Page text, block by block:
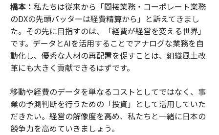
橋本： 私たちは従来から「間接業務・コーポレート業務
のDXの先頭バッターは経費精算から」と訴えてきまし
た。その先に目指すのは、「経費が経営を変える世界」
です。データとAIを活用することでアナログな業務を自
動化し、優秀な人材の再配置を促すことは、組織風土改
革にも大きく貢献できるはずです。
移動や経費のデータを単なるコストとしてではなく、事
業の予測判断を行うための「投資」として活用していた
だきたい。経営の解像度を高め、私たちと一緒に日本の
競争力を高めていきましょう。